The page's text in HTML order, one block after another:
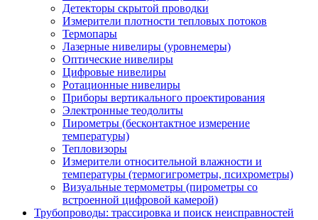
Детекторы скрытой проводки
Измерители плотности тепловых потоков
Термопары
Лазерные нивелиры (уровнемеры)
Оптические нивелиры
Цифровые нивелиры
Ротационные нивелиры
Приборы вертикального проектирования
Электронные теодолиты
Пирометры (бесконтактное измерение
температуры)
Тепловизоры
Измерители относительной влажности и
температуры (термогигрометры, психрометры)
Визуальные термометры (пирометры со
встроенной цифровой камерой)
Трубопроводы: трассировка и поиск неисправностей